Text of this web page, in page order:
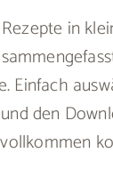
in
Einfach
den